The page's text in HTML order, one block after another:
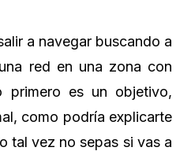
a navegar buscando a
red en una zona con
primero es un objetivo,
como podría explicarte
tal vez no sepas si vas a